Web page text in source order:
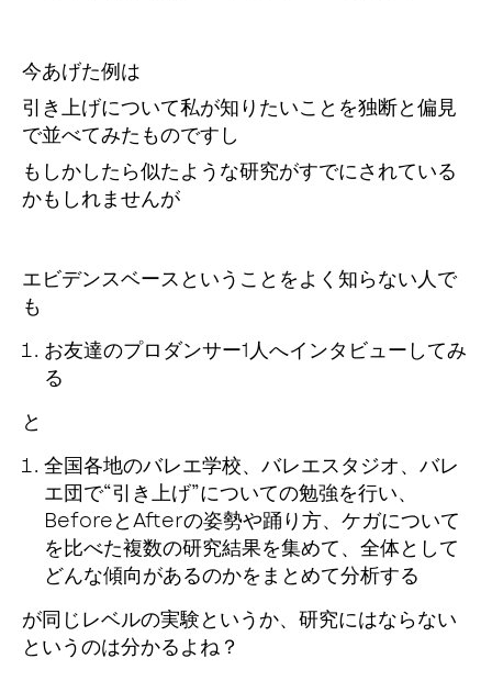
今あげた例は
引き上げについて私が知りたいことを独断と偏見
で並べてみたものですし
もしかしたら似たような研究がすでにされている
かもしれませんが
エビデンスベースということをよく知らない人で
も
お友達のプロダンサー1人へインタビューしてみ
る
と
全国各地のバレエ学校、バレエスタジオ、バレ
エ団で“引き上げ”についての勉強を行い、
BeforeとAfterの姿勢や踊り方、ケガについて
を比べた複数の研究結果を集めて、全体として
どんな傾向があるのかをまとめて分析する
が同じレベルの実験というか、研究にはならない
というのは分かるよね？